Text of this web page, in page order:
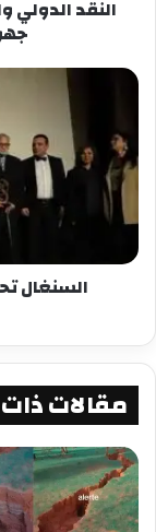
معجب بهذه:
النقد الدولي
السنغال
مقالات